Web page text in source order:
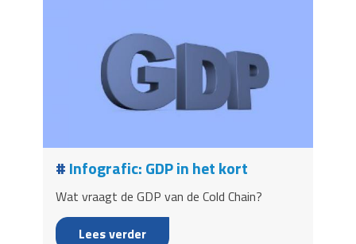
Infografic: GDP in het kort
Wat vraagt de GDP van de Cold Chain?
Lees verder